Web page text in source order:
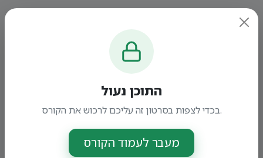
התוכן נעול
בכדי לצפות בסרטון זה עליכם לרכוש את הקורס.
מעבר לעמוד הקורס